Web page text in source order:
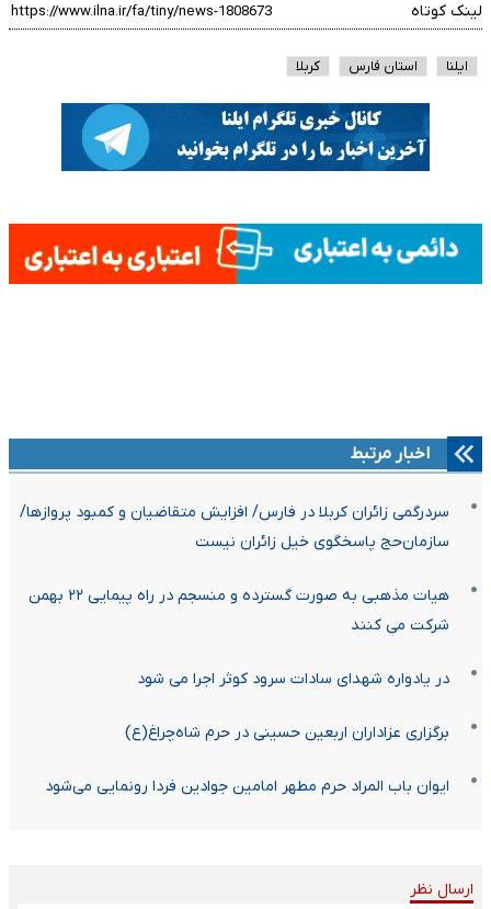
لینک کوتاه
ایلنا استان فارس کربلا
اخبار مرتبط
سردرگمی زائران کربلا در فارس/ افزایش متقاضیان و کمبود پروازها/
سازمان‌حج پاسخگوی خیل زائران نیست
هیات مذهبی به صورت گسترده و منسجم در راه پیمایی ۲۲ بهمن
شرکت می کنند
در یادواره شهدای سادات سرود کوثر اجرا می شود
برگزاری عزاداران اربعین حسینی در حرم شاه‌چراغ(ع)
ایوان باب المراد حرم مطهر امامین جوادین فردا رونمایی می‌شود
ارسال نظر